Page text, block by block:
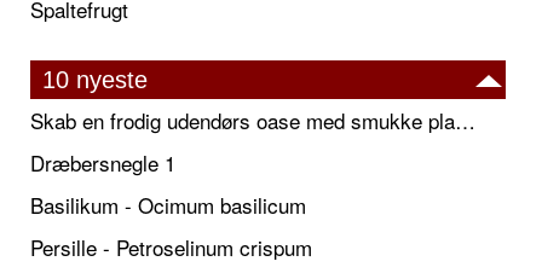
Spaltefrugt
10 nyeste
Skab en frodig udendørs oase med smukke plantekrukker og elegante espalier
Dræbersnegle 1
Basilikum - Ocimum basilicum
Persille - Petroselinum crispum